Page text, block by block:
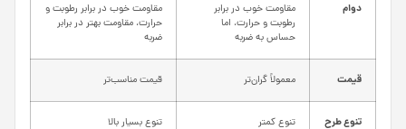
دوام
مقاومت خوب در برابر
رطوبت و حرارت، اما
حساس به ضربه
مقاومت خوب در برابر رطوبت و
حرارت، مقاومت بهتر در برابر
ضربه
قیمت معمولاً گران‌تر قیمت مناسب‌تر
تنوع طرح
تنوع کمتر تنوع بسیار بالا